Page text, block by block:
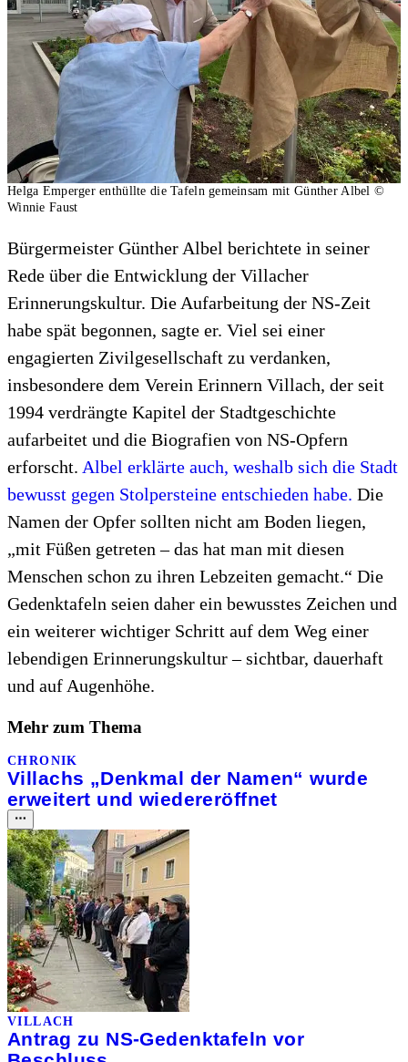
Helga Emperger enthüllte die Tafeln gemeinsam mit Günther Albel ©
Winnie Faust
Bürgermeister Günther Albel berichtete in seiner
Rede über die Entwicklung der Villacher
Erinnerungskultur. Die Aufarbeitung der NS-Zeit
habe spät begonnen, sagte er. Viel sei einer
engagierten Zivilgesellschaft zu verdanken,
insbesondere dem Verein Erinnern Villach, der seit
1994 verdrängte Kapitel der Stadtgeschichte
aufarbeitet und die Biografien von NS-Opfern
erforscht. Albel erklärte auch, weshalb sich die Stadt
bewusst gegen Stolpersteine entschieden habe. Die
Namen der Opfer sollten nicht am Boden liegen,
„mit Füßen getreten – das hat man mit diesen
Menschen schon zu ihren Lebzeiten gemacht.“ Die
Gedenktafeln seien daher ein bewusstes Zeichen und
ein weiterer wichtiger Schritt auf dem Weg einer
lebendigen Erinnerungskultur – sichtbar, dauerhaft
und auf Augenhöhe.
Mehr zum Thema
CHRONIK
Villachs „Denkmal der Namen“ wurde
erweitert und wiedereröffnet
VILLACH
Antrag zu NS-Gedenktafeln vor